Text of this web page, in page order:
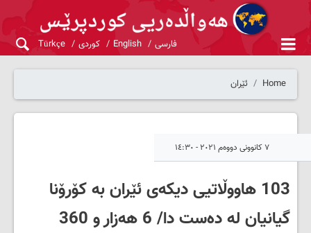
فارسی English کوردی Türkçe
Home ئێران
٧ کانوونی دووەم ٢٠٢١ - ١٤:٣٠
103 هاووڵاتیی دیکەی ئێران بە کۆرۆنا
گیانیان لە دەست دا/ 6 هەزار و 360